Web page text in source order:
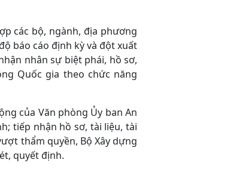
các bộ, ngành, địa phương
báo cáo định kỳ và đột xuất
nhân sự biệt phái, hồ sơ,
Quốc gia theo chức năng
của Văn phòng Ủy ban An
tiếp nhận hồ sơ, tài liệu, tài
thẩm quyền, Bộ Xây dựng
quyết định.